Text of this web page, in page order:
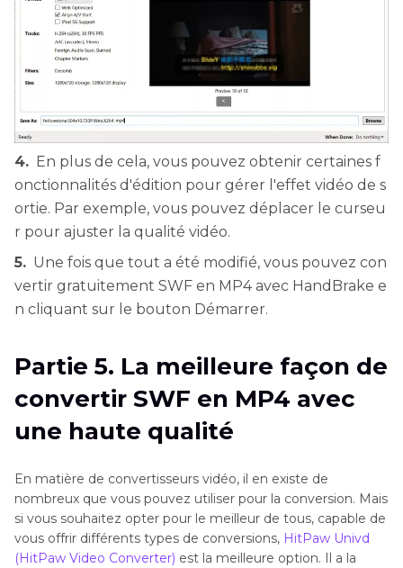
4. En plus de cela, vous pouvez obtenir certaines f
onctionnalités d'édition pour gérer l'effet vidéo de s
ortie. Par exemple, vous pouvez déplacer le curseu
r pour ajuster la qualité vidéo.
5. Une fois que tout a été modifié, vous pouvez con
vertir gratuitement SWF en MP4 avec HandBrake e
n cliquant sur le bouton Démarrer.
Partie 5. La meilleure façon de
convertir SWF en MP4 avec
une haute qualité
En matière de convertisseurs vidéo, il en existe de
nombreux que vous pouvez utiliser pour la conversion. Mais
si vous souhaitez opter pour le meilleur de tous, capable de
vous offrir différents types de conversions, HitPaw Univd
(HitPaw Video Converter) est la meilleure option. Il a la